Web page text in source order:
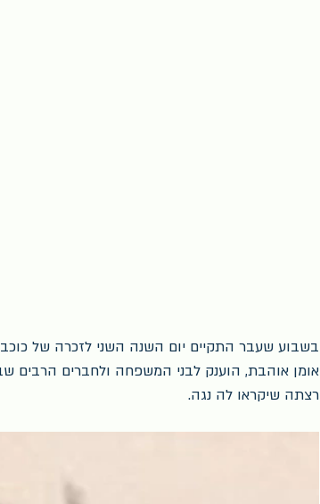
בשבוע שעבר התקיים יום השנה השני לזכרה של
אומן אוהבת, הוענק לבני המשפחה ולחברים הרבים
רצתה שיקראו לה נגה.